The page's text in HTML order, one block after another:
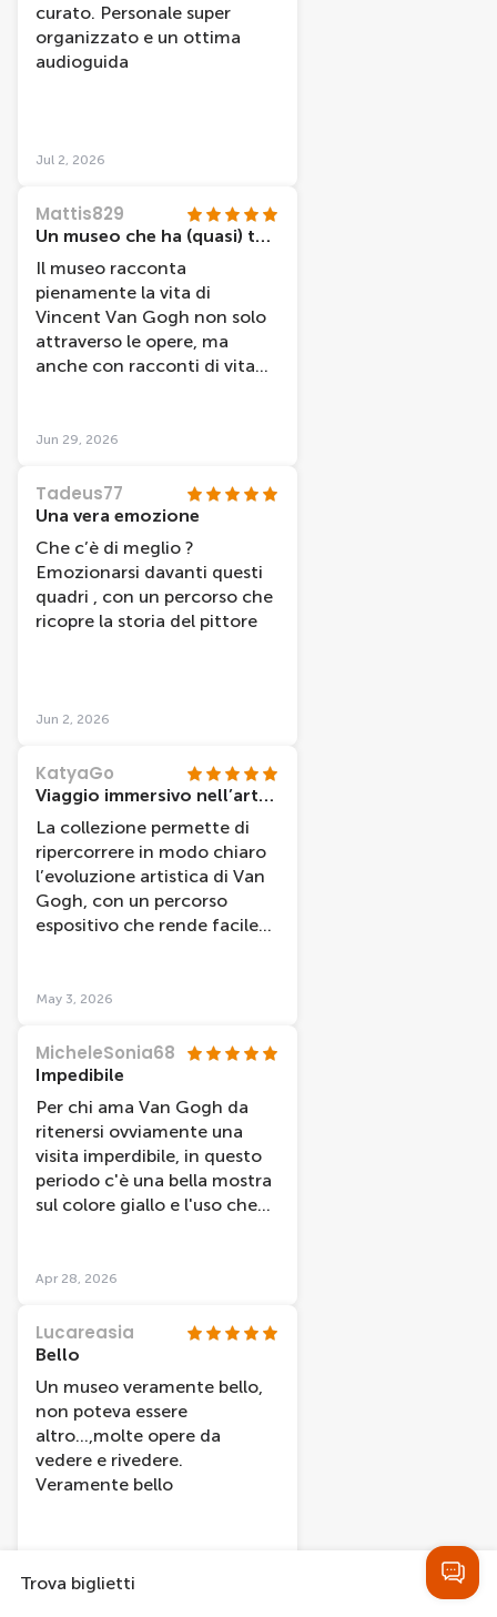
curato. Personale super
organizzato e un ottima
audioguida
Jul 2, 2026
Mattis829
Un museo che ha (quasi) tutto
Il museo racconta
pienamente la vita di
Vincent Van Gogh non solo
attraverso le opere, ma
anche con racconti di vita
l'esperienza, peccato per
tutt'ora sono esposte in altri
musei ("La notte stellata",
per esempio).
Jun 29, 2026
Tadeus77
Una vera emozione
Che c’è di meglio ?
Emozionarsi davanti questi
quadri , con un percorso che
ricopre la storia del pittore
Jun 2, 2026
KatyaGo
Viaggio immersivo nell’arte di Van Gogh
La collezione permette di
ripercorrere in modo chiaro
l’evoluzione artistica di Van
Gogh, con un percorso
espositivo che rende facile
Particolarmente utile e
offre spiegazioni su alcuni
dei dipinti esposti. Un
aspetto da tenere in
considerazione è la
prenotazione dei biglietti:
consiglio vivamente di
acquistarli online con
almeno 2–3 settimane di
facile trovare tutto esaurito.
May 3, 2026
MicheleSonia68
Impedibile
Per chi ama Van Gogh da
ritenersi ovviamente una
visita imperdibile, in questo
periodo c'è una bella mostra
sul colore giallo e l'uso che
ingresso al museo.
la consigliamo, tra l'altro é
stata realizzata anche per la
mostra. Ingresso da
prenotare con anticipo,
molto caotico nel
pomeriggio, forse é meglio
andare in orario di apertura.
Apr 28, 2026
Lucareasia
Bello
Un museo veramente bello,
non poteva essere
altro...,molte opere da
vedere e rivedere.
Veramente bello
Trova biglietti